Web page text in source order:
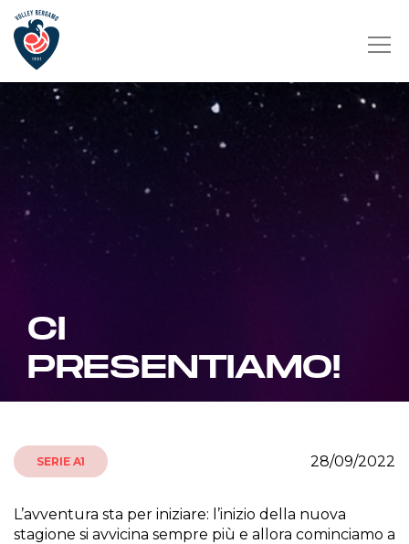
CI
PRESENTIAMO!
SERIE A1 28/09/2022
L’avventura sta per iniziare: l’inizio della nuova
stagione si avvicina sempre più e allora cominciamo a